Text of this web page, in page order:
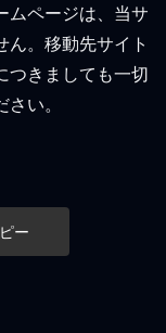
ムページは、当サ
ん。移動先サイト
つきましても一切
い。
ー